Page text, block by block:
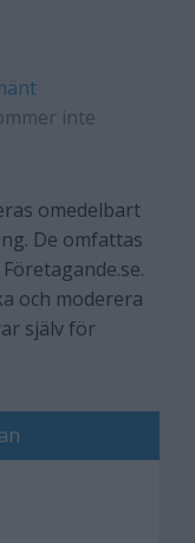
inte
omedelbart
De omfattas
och moderera
själv för